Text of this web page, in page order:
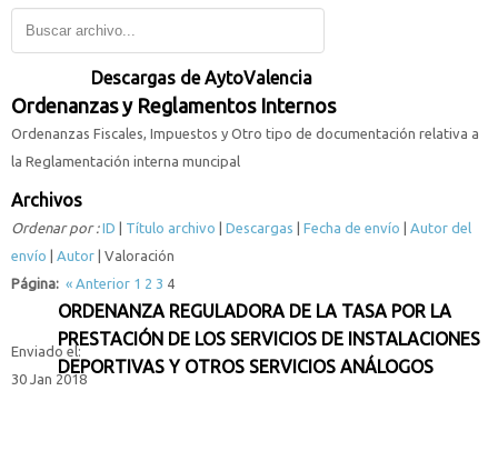
Descargas de AytoValencia
Ordenanzas y Reglamentos Internos
Ordenanzas Fiscales, Impuestos y Otro tipo de documentación relativa a
la Reglamentación interna muncipal
Archivos
Ordenar por :ID Título archivo Descargas Fecha de envío
Autor del
envío
Autor | Valoración
Página: « Anterior 1 2 3 4
ORDENANZA REGULADORA DE LA TASA POR LA
PRESTACIÓN DE LOS SERVICIOS DE INSTALACIONES
DEPORTIVAS Y OTROS SERVICIOS ANÁLOGOS
Enviado el:
30 Jan 2018